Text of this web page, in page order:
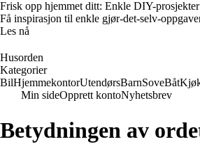
Frisk opp hjemmet ditt: Enkle DIY-prosjekter
Få inspirasjon til enkle gjør-det-selv-
Les nå
Husorden
Kategorier
BilHjemmekontorUtendørsBarnSoveBåt
Min sideOpprett kontoNyhetsbrev
Betydningen av